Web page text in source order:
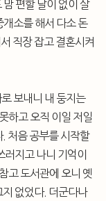
편할 날이 없이 살
소를 해서 다소 돈
직장 잡고 결혼시켜
보내니 내 둥지는
하고 오직 이일 저일
처음 공부를 시작할
지고 나니 기억이
고 도서관에 오니 옛
없었다. 더군다나